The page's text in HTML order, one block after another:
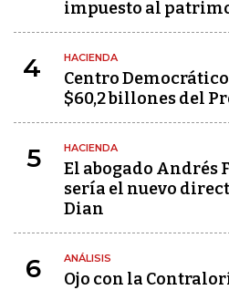
impuesto al
4 HACIENDA
Centro
$60,2 billones del
5 HACIENDA
El abogado Andrés
sería el nuevo
Dian
6 ANÁLISIS
Ojo con la